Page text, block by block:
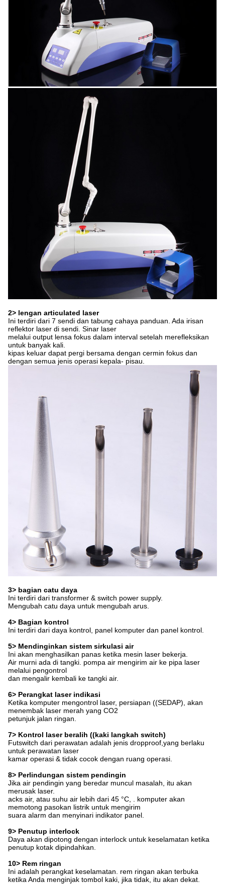
2> lengan articulated laser
Ini terdiri dari 7 sendi dan tabung cahaya panduan. Ada irisan
reflektor laser di sendi. Sinar laser
melalui output lensa fokus dalam interval setelah merefleksikan
untuk banyak kali.
kipas keluar dapat pergi bersama dengan cermin fokus dan
dengan semua jenis operasi kepala- pisau.
3> bagian catu daya
Ini terdiri dari transformer & switch power supply.
Mengubah catu daya untuk mengubah arus.
4> Bagian kontrol
Ini terdiri dari daya kontrol, panel komputer dan panel kontrol.
5> Mendinginkan sistem sirkulasi air
Ini akan menghasilkan panas ketika mesin laser bekerja.
Air murni ada di tangki. pompa air mengirim air ke pipa laser
melalui pengontrol
dan mengalir kembali ke tangki air.
6> Perangkat laser indikasi
Ketika komputer mengontrol laser, persiapan ((SEDAP), akan
menembak laser merah yang CO2
petunjuk jalan ringan.
7> Kontrol laser beralih ((kaki langkah switch)
Futswitch dari perawatan adalah jenis dropproof,yang berlaku
untuk perawatan laser
kamar operasi & tidak cocok dengan ruang operasi.
8> Perlindungan sistem pendingin
Jika air pendingin yang beredar muncul masalah, itu akan
merusak laser.
acks air, atau suhu air lebih dari 45 °C, . komputer akan
memotong pasokan listrik untuk mengirim
suara alarm dan menyinari indikator panel.
9> Penutup interlock
Daya akan dipotong dengan interlock untuk keselamatan ketika
penutup kotak dipindahkan.
10> Rem ringan
Ini adalah perangkat keselamatan. rem ringan akan terbuka
ketika Anda menginjak tombol kaki, jika tidak, itu akan dekat.